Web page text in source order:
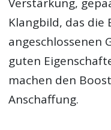
Verstärkung,
Klangbild, das die
angeschlossenen
guten
machen den
Anschaffung.